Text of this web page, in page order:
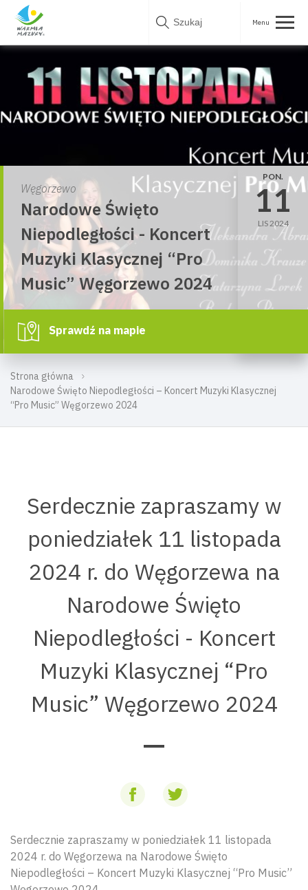
Skip
Strona główna
Narodowe Święto Niepodległości – Koncert Muzyki Klasycznej
“Pro Music” Węgorzewo 2024
Węgorzewo
Narodowe Święto
Niepodległości - Koncert
Muzyki Klasycznej “Pro
Music” Węgorzewo 2024
PON.
11
LIS 2024
Sprawdź na mapie
Serdecznie zapraszamy w
poniedziałek 11 listopada
2024 r. do Węgorzewa na
Narodowe Święto
Niepodległości - Koncert
Muzyki Klasycznej “Pro
Music” Węgorzewo 2024
Serdecznie zapraszamy w poniedziałek 11 listopada
2024 r. do Węgorzewa na Narodowe Święto
Niepodległości – Koncert Muzyki Klasycznej “Pro Music”